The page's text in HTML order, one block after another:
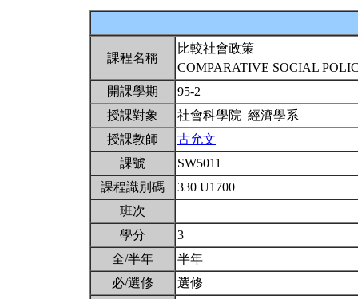
課程名稱
比較社會政策
COMPARATIVE SOCIAL
開課學期
95-2
授課對象
社會科學院 經濟學系
授課教師
古允文
課號
SW5011
課程識別碼
330 U1700
班次
學分
3
全/半年
半年
必/選修
選修